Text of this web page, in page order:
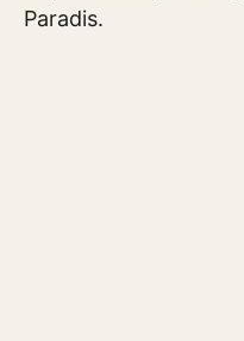
Paradis.